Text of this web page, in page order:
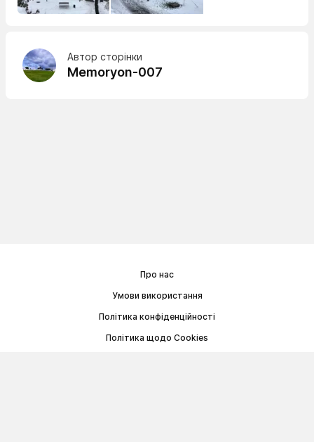
Автор сторінки
Memoryon-007
Про нас
Умови використання
Політика конфіденційності
Політика щодо Cookies